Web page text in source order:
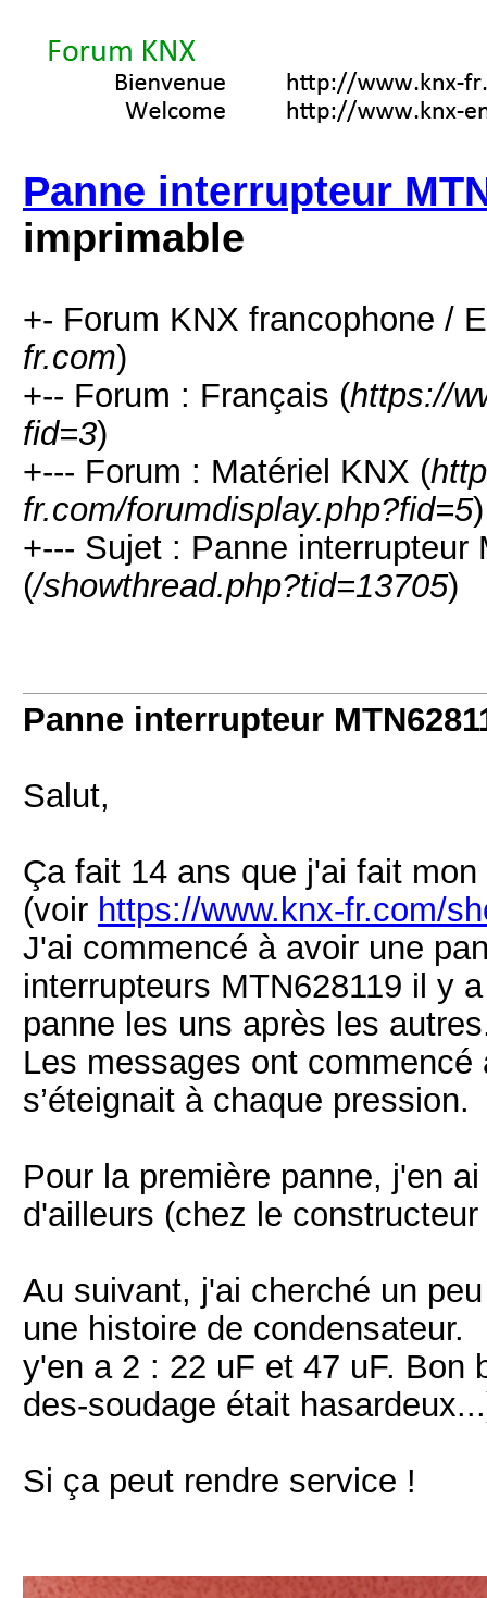
Panne interrupteur
imprimable
+- Forum KNX francophone /
fr.com)
+-- Forum : Français (https://
fid=3)
+--- Forum : Matériel KNX (
fr.com/forumdisplay.php?fid=5)
+--- Sujet : Panne interrupteur
(/showthread.php?tid=13705)
Panne interrupteur
Salut,
Ça fait 14 ans que j'ai fait
(voir https://www.knx-fr.com/
J'ai commencé à avoir une
interrupteurs MTN628119 il y
panne les uns après les
Les messages ont
s’éteignait à chaque pression.
Pour la première panne, j'en
d'ailleurs (chez le
Au suivant, j'ai cherché un
une histoire de condensateur.
y'en a 2 : 22 uF et 47 uF. Bon
des-soudage était
Si ça peut rendre service !